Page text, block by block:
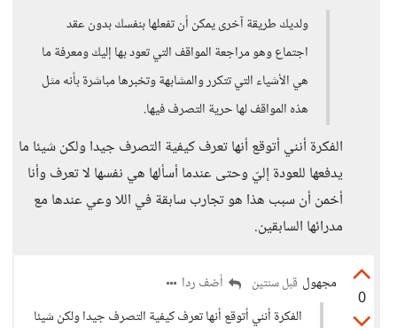
ولديك طريقة آخرى يمكن أن تفعلها بنفسك بدون عقد
اجتماع وهو مراجعة المواقف التي تعود بها إليك ومعرفة ما
هي الأشياء التي تتكرر والمشابهة وتخبرها مباشرة بأنه مثل
هذه المواقف لها حرية التصرف فيها.
الفكرة أنني أتوقع أنها تعرف كيفية التصرف جيدا ولكن شيئا ما
يدفعها للعودة إليّ وحتى عندما أسألها هي نفسها لا تعرف وأنا
أخمن أن سبب هذا هو تجارب سابقة في اللا وعي عندها مع
مدرائها السابقين.
0
مجهول قبل سنتين
أضف ردا
الفكرة أنني أتوقع أنها تعرف كيفية التصرف جيدا ولكن شيئا